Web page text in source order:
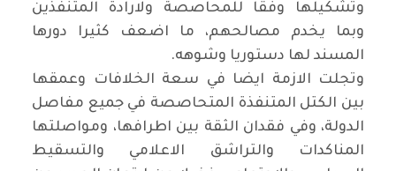
وتشكيلها وفقا للمحاصصة ولارادة المتنفذين
وبما يخدم مصالحهم، ما اضعف كثيرا دورها
المسند لها دستوريا وشوهه.
وتجلت الازمة ايضا في سعة الخلافات وعمقها
بين الكتل المتنفذة المتحاصصة في جميع مفاصل
الدولة، وفي فقدان الثقة بين اطرافها، ومواصلتها
المناكدات والتراشق الاعلامي والتسقيط